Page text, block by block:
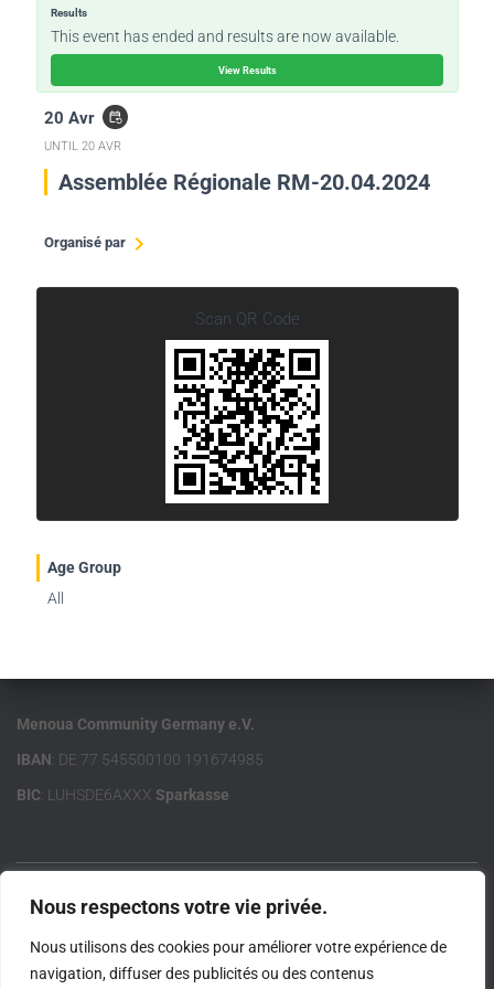
Nous respectons votre vie privée.
Nous utilisons des cookies pour améliorer votre expérience de
navigation, diffuser des publicités ou des contenus
Results
This event has ended and results are now available.
View Results
20 Avr event_repeat
UNTIL 20 AVR
Assemblée Régionale RM-20.04.2024
Organisé par
Scan QR Code
Age Group
All
Menoua Community Germany e.V.
IBAN: DE 77 545500100 191674985
BIC: LUHSDE6AXXX Sparkasse
ACCUEIL MCG E.V. MENOUA LIENS IMPORTANTS
CONTACT IMPRESSUM